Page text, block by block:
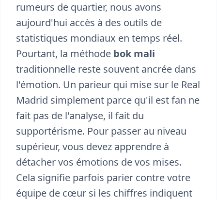
rumeurs de quartier, nous avons
aujourd'hui accès à des outils de
statistiques mondiaux en temps réel.
Pourtant, la méthode bok mali
traditionnelle reste souvent ancrée dans
l'émotion. Un parieur qui mise sur le Real
Madrid simplement parce qu'il est fan ne
fait pas de l'analyse, il fait du
supportérisme. Pour passer au niveau
supérieur, vous devez apprendre à
détacher vos émotions de vos mises.
Cela signifie parfois parier contre votre
équipe de cœur si les chiffres indiquent